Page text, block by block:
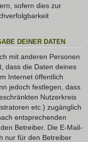
sofern dies zur
DEINER DATEN
mit anderen Personen
dass die Daten deines
Internet öffentlich
jedoch festlegen, dass
Nutzerkreis
etc.) zugänglich
entsprechenden
Betreiber. Die E-Mail-
nur für den Betreiber